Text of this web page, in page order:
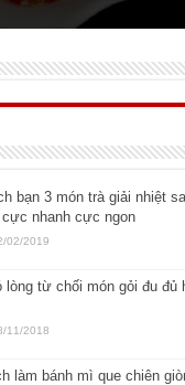
đậu hũ giòn ngon
chiên ngon mềm
bạn 3 món trà giải nhiệt
nhanh cực ngon
02/2019
lòng từ chối món gỏi đu đủ
11/2018
làm bánh mì que chiên